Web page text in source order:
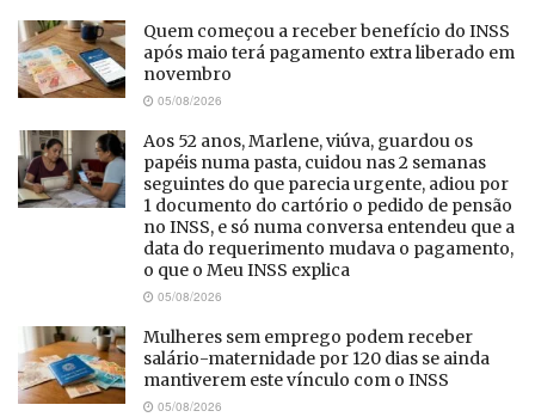
Quem começou a receber benefício do INSS
após maio terá pagamento extra liberado em
novembro
05/08/2026
Aos 52 anos, Marlene, viúva, guardou os
papéis numa pasta, cuidou nas 2 semanas
seguintes do que parecia urgente, adiou por
1 documento do cartório o pedido de pensão
no INSS, e só numa conversa entendeu que a
data do requerimento mudava o pagamento,
o que o Meu INSS explica
05/08/2026
Mulheres sem emprego podem receber
salário-maternidade por 120 dias se ainda
mantiverem este vínculo com o INSS
05/08/2026